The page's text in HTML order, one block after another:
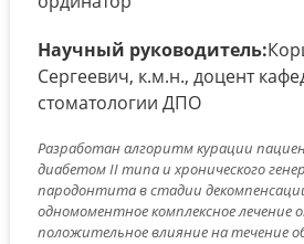
Научный руководитель:
Сергеевич, к.м.н., доцент
стоматологии ДПО
Разработан алгоритм курации
диабетом II типа и хронического
пародонтита в стадии
одномоментное комплексное лечение
положительное влияние на течение